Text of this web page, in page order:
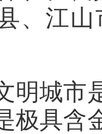
、江
城市是
极具含